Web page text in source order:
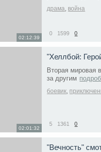
02:12:39
драма, война
0 1599 0
02:01:32
"Хеллбой:
Вторая мировая
за другим
боевик,
5 1361 0
"Вечность"